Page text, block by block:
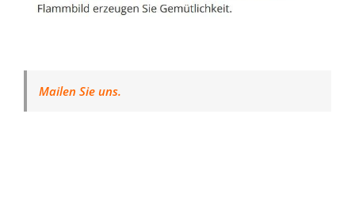
Mailen Sie uns.